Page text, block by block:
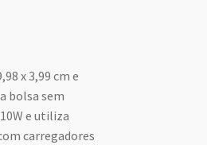
x 3,99 cm e
bolsa sem
e utiliza
carregadores